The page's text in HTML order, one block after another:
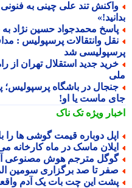
تند علی چینی به فنونی
محمدجواد حسین نژاد به
وانتقالات پرسپولیس : مدافع
شد
جدید استقلال تهران از راه
در باشگاه پرسپولیس؛
ماست یا او!
ویژهتک ناک
دوباره قیمت گوشی ها را بالا
ماسک در ماه کارخانه می
مترجم هوش مصنوعی
تا صد برگزاری سومین المپیک
این چت بات یک آدم